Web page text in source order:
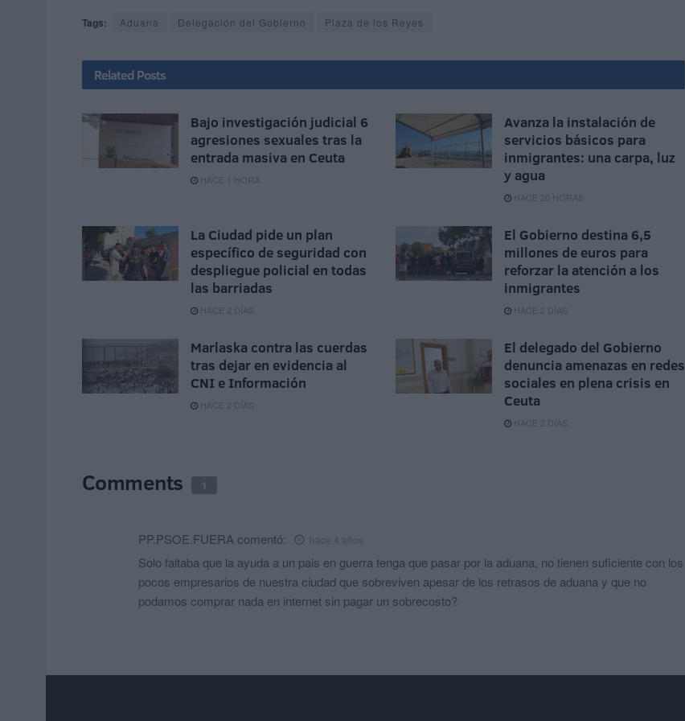
Tags: Aduana Delegación del Gobierno Plaza de los Reyes
Related Posts
Bajo investigación judicial 6
agresiones sexuales tras la
entrada masiva en Ceuta
HACE 1 HORA
Avanza la instalación de
servicios básicos para
inmigrantes: una carpa, luz
y agua
HACE 20 HORAS
La Ciudad pide un plan
específico de seguridad con
despliegue policial en todas
las barriadas
HACE 2 DÍAS
El Gobierno destina 6,5
millones de euros para
reforzar la atención a los
inmigrantes
HACE 2 DÍAS
Marlaska contra las cuerdas
tras dejar en evidencia al
CNI e Información
HACE 2 DÍAS
El delegado del Gobierno
denuncia amenazas en redes
sociales en plena crisis en
Ceuta
HACE 2 DÍAS
Comments 1
PP.PSOE.FUERA comentó: hace 4 años
Solo faltaba que la ayuda a un pais en guerra tenga que pasar por la aduana, no tienen suficiente con los
pocos empresarios de nuestra ciudad que sobreviven apesar de los retrasos de aduana y que no
podamos comprar nada en internet sin pagar un sobrecosto?